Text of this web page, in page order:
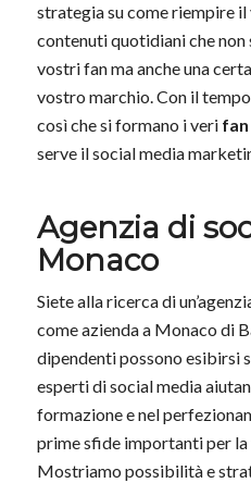
strategia su come riempire
contenuti quotidiani che non
vostri fan ma anche una
vostro marchio. Con il
così che si formano i veri
serve il social media
Agenzia di
Monaco
Siete alla ricerca di
come azienda a Monaco di
dipendenti possono esibirsi
esperti di social media
formazione e nel
prime sfide importanti per la
Mostriamo possibilità e